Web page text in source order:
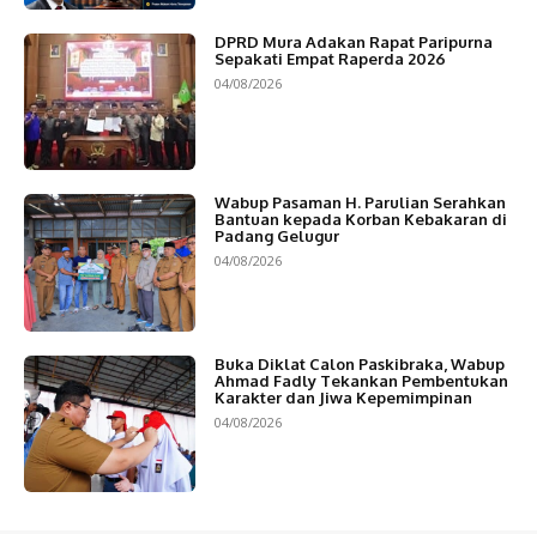
DPRD Mura Adakan Rapat Paripurna
Sepakati Empat Raperda 2026
04/08/2026
Wabup Pasaman H. Parulian Serahkan
Bantuan kepada Korban Kebakaran di
Padang Gelugur
04/08/2026
Buka Diklat Calon Paskibraka, Wabup
Ahmad Fadly Tekankan Pembentukan
Karakter dan Jiwa Kepemimpinan
04/08/2026